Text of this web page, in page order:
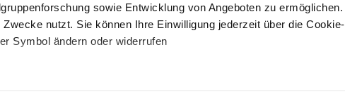
sowie Entwicklung von Angeboten zu ermöglichen.
nutzt. Sie können Ihre Einwilligung jederzeit über die Cookie-
Symbol ändern oder widerrufen